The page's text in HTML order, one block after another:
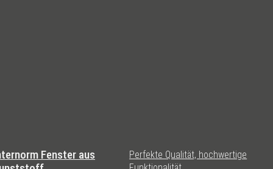
Fenster aus
Perfekte Qualität, hochwertige